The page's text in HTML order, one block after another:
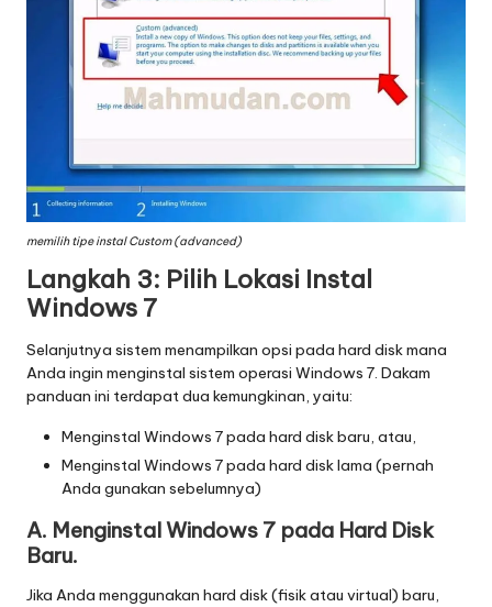
memilih tipe instal Custom (advanced)
Langkah 3: Pilih Lokasi Instal
Windows 7
Selanjutnya sistem menampilkan opsi pada hard disk mana
Anda ingin menginstal sistem operasi Windows 7. Dakam
panduan ini terdapat dua kemungkinan, yaitu:
Menginstal Windows 7 pada hard disk baru, atau,
Menginstal Windows 7 pada hard disk lama (pernah
Anda gunakan sebelumnya)
A. Menginstal Windows 7 pada Hard Disk
Baru.
Jika Anda menggunakan hard disk (fisik atau virtual) baru,